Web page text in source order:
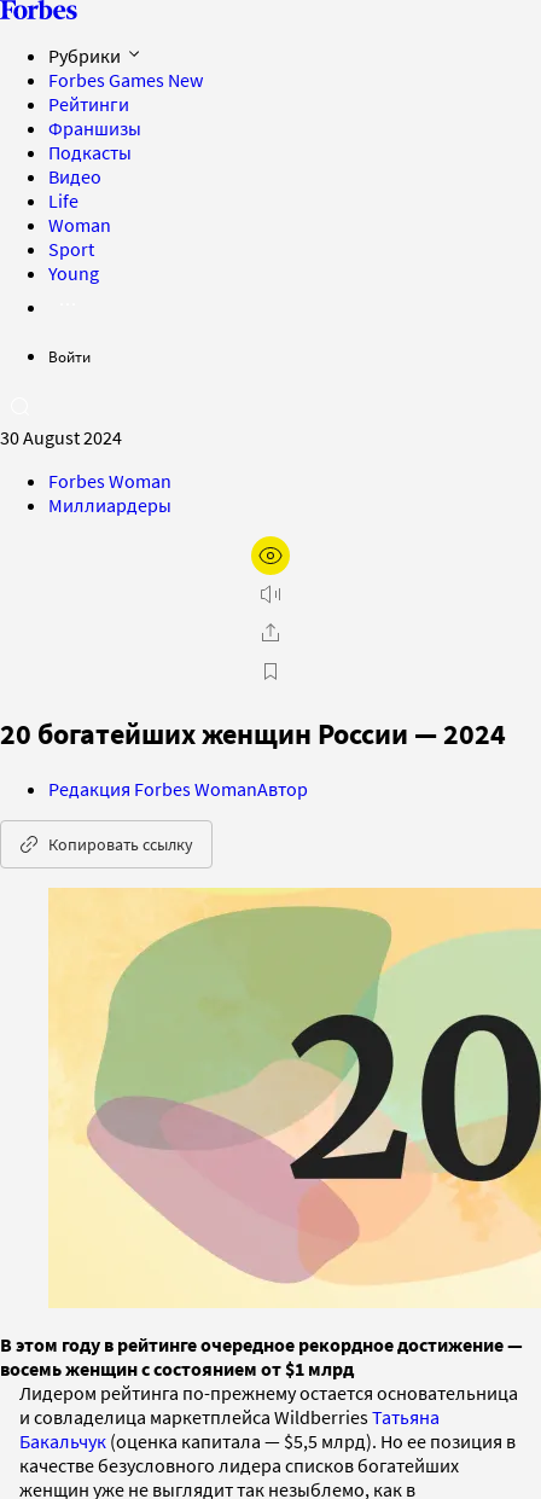
Рубрики
Forbes Games New
Рейтинги
Франшизы
Подкасты
Видео
Life
Woman
Sport
Young
Войти
30 August 2024
Forbes Woman
Миллиардеры
20 богатейших женщин России — 2024
Редакция Forbes WomanАвтор
Копировать ссылку
В этом году в рейтинге очередное рекордное достижение —
восемь женщин с состоянием от $1 млрд
Лидером рейтинга по-прежнему остается основательница
и совладелица маркетплейса WildberriesТатьяна
Бакальчук (оценка капитала — $5,5 млрд). Но ее позиция в
качестве безусловного лидера списков богатейших
женщин уже не выглядит так незыблемо, как в